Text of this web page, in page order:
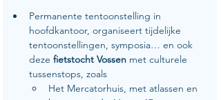
Permanente tentoonstelling in
hoofdkantoor, organiseert tijdelijke
tentoonstellingen, symposia… en ook
deze fietstocht Vossen met culturele
tussenstops, zoals
Het Mercatorhuis, met atlassen en